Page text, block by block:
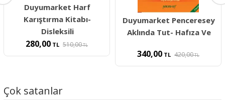
Duyumarket Harf
Karıştırma Kitabı-
Disleksili
280,00 TL 510,00TL
Duyumarket Penceresey
Aklında Tut- Hafıza Ve
340,00 TL 420,00TL
Çok satanlar